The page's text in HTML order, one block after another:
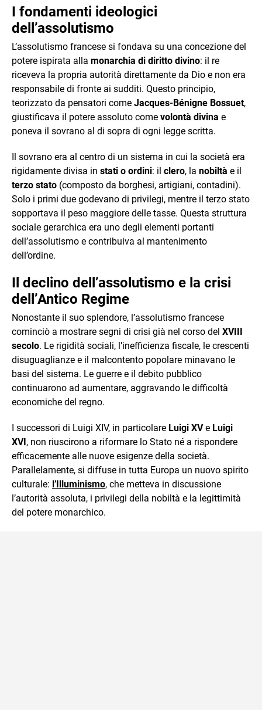
I fondamenti ideologici
dell’assolutismo
L’assolutismo francese si fondava su una concezione del
potere ispirata alla monarchia di diritto divino: il re
riceveva la propria autorità direttamente da Dio e non era
responsabile di fronte ai sudditi. Questo principio,
teorizzato da pensatori come Jacques-Bénigne Bossuet,
giustificava il potere assoluto come volontà divina e
poneva il sovrano al di sopra di ogni legge scritta.
Il sovrano era al centro di un sistema in cui la società era
rigidamente divisa in stati o ordini: il clero, la nobiltà e il
terzo stato (composto da borghesi, artigiani, contadini).
Solo i primi due godevano di privilegi, mentre il terzo stato
sopportava il peso maggiore delle tasse. Questa struttura
sociale gerarchica era uno degli elementi portanti
dell’assolutismo e contribuiva al mantenimento
dell’ordine.
Il declino dell’assolutismo e la crisi
dell’Antico Regime
Nonostante il suo splendore, l’assolutismo francese
cominciò a mostrare segni di crisi già nel corso del XVIII
secolo. Le rigidità sociali, l’inefficienza fiscale, le crescenti
disuguaglianze e il malcontento popolare minavano le
basi del sistema. Le guerre e il debito pubblico
continuarono ad aumentare, aggravando le difficoltà
economiche del regno.
I successori di Luigi XIV, in particolare Luigi XVe Luigi
XVI, non riuscirono a riformare lo Stato né a rispondere
efficacemente alle nuove esigenze della società.
Parallelamente, si diffuse in tutta Europa un nuovo spirito
culturale: l’Illuminismo, che metteva in discussione
l’autorità assoluta, i privilegi della nobiltà e la legittimità
del potere monarchico.